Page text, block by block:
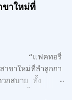
ขาใหม่ที่
อรี่
ขาใหม่ที่ลำลูกกา
สบาย ทั้ง